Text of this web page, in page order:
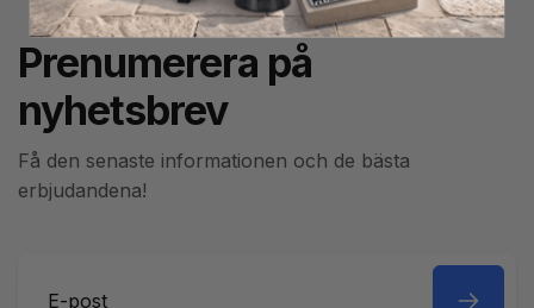
Prenumerera på
nyhetsbrev
Få den senaste informationen och de bästa
erbjudandena!